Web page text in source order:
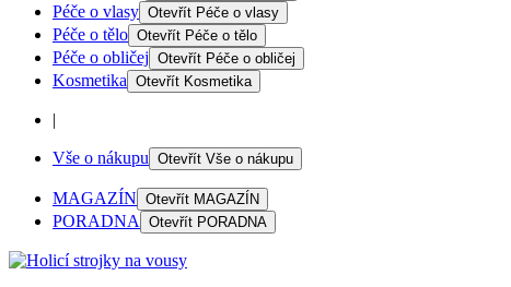
Péče o vlasy Otevřít Péče o vlasy
Péče o tělo Otevřít Péče o tělo
Péče o obličej Otevřít Péče o obličej
Kosmetika Otevřít Kosmetika
|
Vše o nákupu Otevřít Vše o nákupu
MAGAZÍN Otevřít MAGAZÍN
PORADNA Otevřít PORADNA